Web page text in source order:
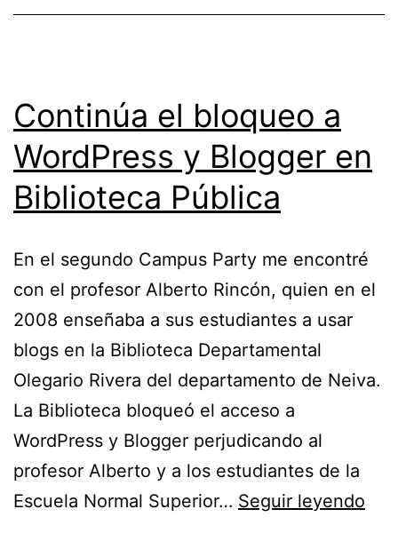
Continúa el bloqueo a
WordPress y Blogger en
Biblioteca Pública
En el segundo Campus Party me encontré
con el profesor Alberto Rincón, quien en el
2008 enseñaba a sus estudiantes a usar
blogs en la Biblioteca Departamental
Olegario Rivera del departamento de Neiva.
La Biblioteca bloqueó el acceso a
WordPress y Blogger perjudicando al
profesor Alberto y a los estudiantes de la
Escuela Normal Superior… Seguir leyendo